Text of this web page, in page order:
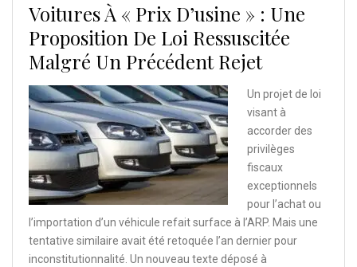
Voitures À « Prix D’usine » : Une
Proposition De Loi Ressuscitée
Malgré Un Précédent Rejet
Un projet de loi
visant à
accorder des
privilèges
fiscaux
exceptionnels
pour l’achat ou
l’importation d’un véhicule refait surface à l’ARP. Mais une
tentative similaire avait été retoquée l’an dernier pour
inconstitutionnalité. Un nouveau texte déposé à